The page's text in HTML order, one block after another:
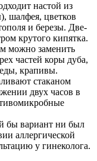
настой из
шалфея, цветков
и березы. Две-
крутого кипятка.
можно заменить
частей коры дуба,
крапивы.
стаканом
двух часов в
бы вариант ни был
аллергической
у гинеколога.